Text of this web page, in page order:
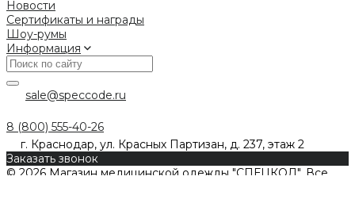
Новости
Сертификаты и награды
Шоу-румы
Информация
sale@speccode.ru
8 (800) 555-40-26
г. Краснодар, ул. Красных Партизан, д. 237, этаж 2
Заказать звонок
© 2026 Магазин медицинской одежды "СПЕЦКОД". Все